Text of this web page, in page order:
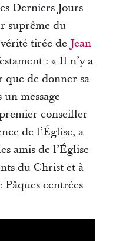
Derniers Jours
suprême du
tirée de Jean
: « Il n’y a
que de donner sa
message
conseiller
de l’Église, a
amis de l’Église
du Christ et à
centrées